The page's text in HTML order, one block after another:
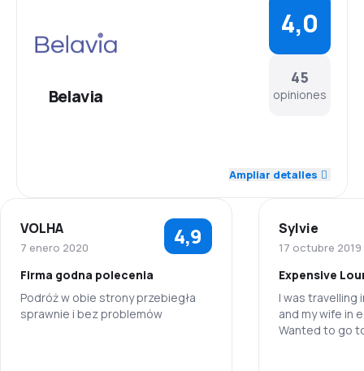
Belavia
45
opiniones
4,0
Red de conexiones 4,3
Precio del billete 3,6
Comodidad de viaje 3,9
Ampliar detalles
VOLHA
7 enero 2020 4,9
Firma godna polecenia
Podróż w obie strony przebiegła
sprawnie i bez problemów
Sylvie
17 octubre 2019
Expensive
I was travelling
and my wife in
Wanted to go